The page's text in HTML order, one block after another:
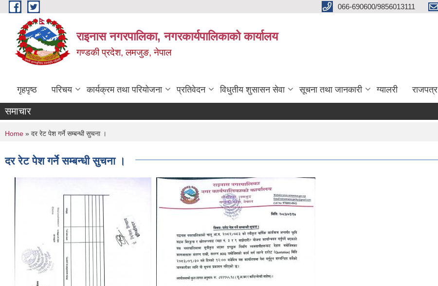
Skip to main content 066-690600/9856013111
राइनास नगरपालिका, नगरकार्यपालिकाको कार्यालय
गण्डकी प्रदेश, लमजुङ, नेपाल
गृहपृष्ठ परिचय कार्यक्रम तथा परियोजना प्रतिवेदन विधुतीय शुसासन सेवा सूचना तथा जानकारी ग्यालरी राजपत्र
समाचार
You are here
Home » दर रेट पेश गर्ने सम्बन्धी सुचना ।
दर रेट पेश गर्ने सम्बन्धी सुचना ।